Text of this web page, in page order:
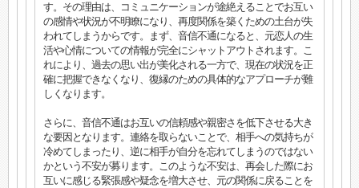
す。その理由は、コミュニケーションが途絶えることでお互い
の感情や状況が不明瞭になり、再度関係を築くための土台が失
われてしまうからです。まず、音信不通になると、元恋人の生
活や心情についての情報が完全にシャットアウトされます。こ
れにより、過去の思い出が美化される一方で、現在の状況を正
確に把握できなくなり、復縁のための具体的なアプローチが難
しくなります。
さらに、音信不通はお互いの信頼感や親密さを低下させる大き
な要因となります。連絡を取らないことで、相手への気持ちが
冷めてしまったり、逆に相手が自分を忘れてしまうのではない
かという不安が募ります。このような不安は、再会した際にお
互いに感じる緊張感や疑念を増大させ、元の関係に戻ることを